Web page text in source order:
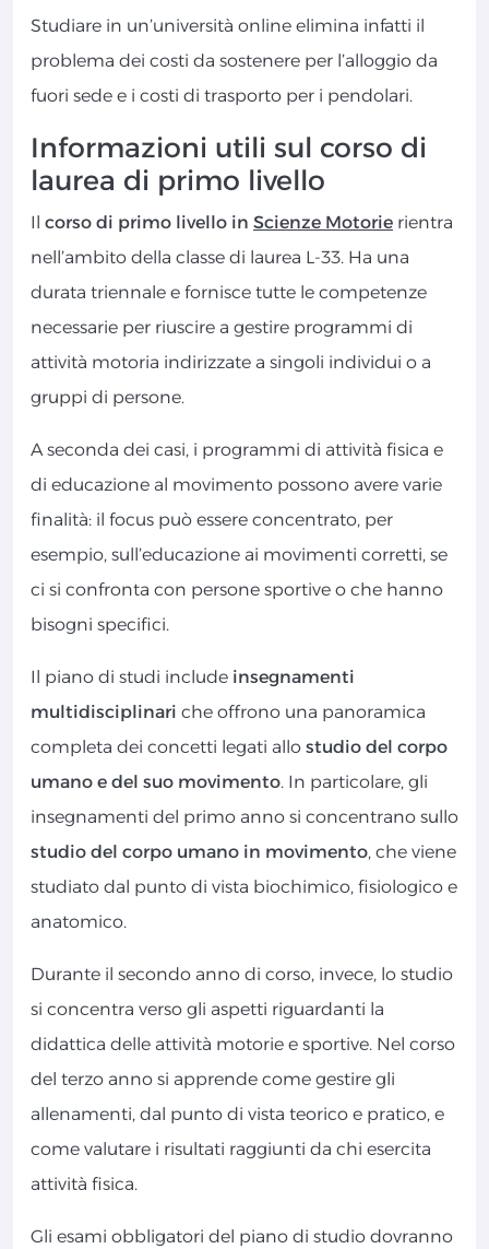
Studiare in un’università online elimina infatti il
problema dei costi da sostenere per l’alloggio da
fuori sede e i costi di trasporto per i pendolari.
Informazioni utili sul corso di
laurea di primo livello
Il corso di primo livello in Scienze Motorie rientra
nell’ambito della classe di laurea L-33. Ha una
durata triennale e fornisce tutte le competenze
necessarie per riuscire a gestire programmi di
attività motoria indirizzate a singoli individui o a
gruppi di persone.
A seconda dei casi, i programmi di attività fisica e
di educazione al movimento possono avere varie
finalità: il focus può essere concentrato, per
esempio, sull’educazione ai movimenti corretti, se
ci si confronta con persone sportive o che hanno
bisogni specifici.
Il piano di studi include insegnamenti
multidisciplinari che offrono una panoramica
completa dei concetti legati allo studio del corpo
umano e del suo movimento. In particolare, gli
insegnamenti del primo anno si concentrano sullo
studio del corpo umano in movimento, che viene
studiato dal punto di vista biochimico, fisiologico e
anatomico.
Durante il secondo anno di corso, invece, lo studio
si concentra verso gli aspetti riguardanti la
didattica delle attività motorie e sportive. Nel corso
del terzo anno si apprende come gestire gli
allenamenti, dal punto di vista teorico e pratico, e
come valutare i risultati raggiunti da chi esercita
attività fisica.
Gli esami obbligatori del piano di studio dovranno